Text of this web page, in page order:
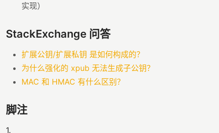
实现）
StackExchange 问答
扩展公钥/扩展私钥 是如何构成的？
为什么强化的 xpub 无法生成子公钥？
MAC 和 HMAC 有什么区别？
脚注
1.